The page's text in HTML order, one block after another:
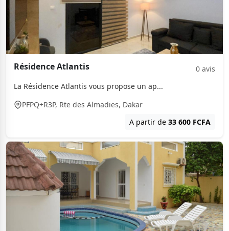
Résidence Atlantis
0 avis
La Résidence Atlantis vous propose un ap...
PFPQ+R3P, Rte des Almadies, Dakar
A partir de
33 600 FCFA